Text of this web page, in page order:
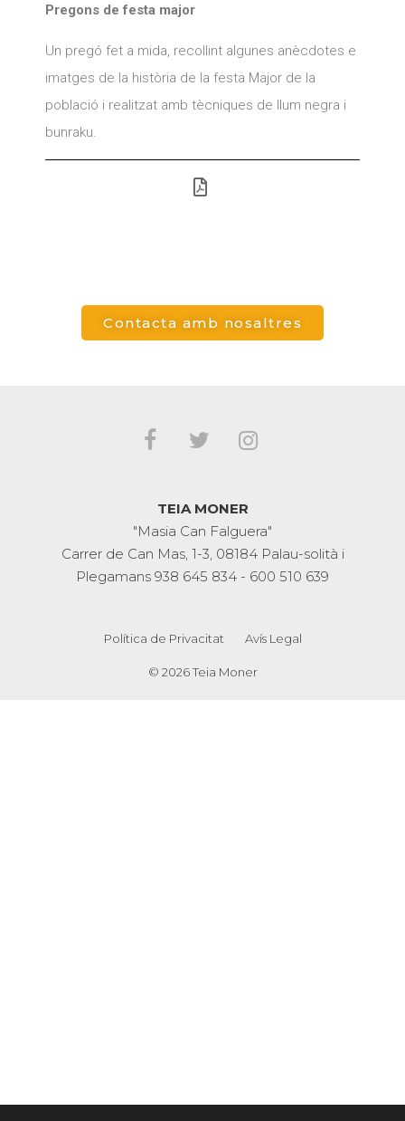
Pregons de festa major
Un pregó fet a mida, recollint algunes anècdotes e
imatges de la història de la festa Major de la
població i realitzat amb tècniques de llum negra i
bunraku.
Contacta amb nosaltres
TEIA MONER
"Masia Can Falguera"
Carrer de Can Mas, 1-3, 08184 Palau-solità i
Plegamans 938 645 834 - 600 510 639
Política de Privacitat Avís Legal
© 2026 Teia Moner